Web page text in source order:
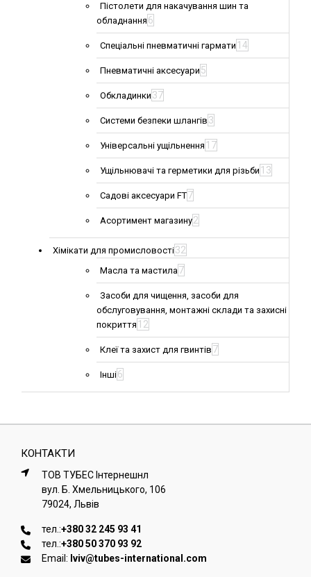
Пістолети для накачування шин та
обладнання 6
Спеціальні пневматичні гармати 14
Пневматичні аксесуари 5
Обкладинки 37
Системи безпеки шлангів 3
Універсальні ущільнення 17
Ущільнювачі та герметики для різьби 13
Садові аксесуари FT7
Асортимент магазину2
Хімікати для промисловості32
Масла та мастила7
Засоби для чищення, засоби для
обслуговування, монтажні склади та захисні
покриття 12
Клеї та захист для гвинтів 7
Інші6
КОНТАКТИ
ТОВ ТУБЕС Iнтернешнл
вул. Б. Хмельницького, 106
79024, Львiв
тел.:+380 32 245 93 41
тел.:+380 50 370 93 92
Email: lviv@tubes-international.com